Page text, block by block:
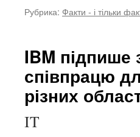
Рубрика: Факти - і тільки
IBM
співпрацю
різних
IT